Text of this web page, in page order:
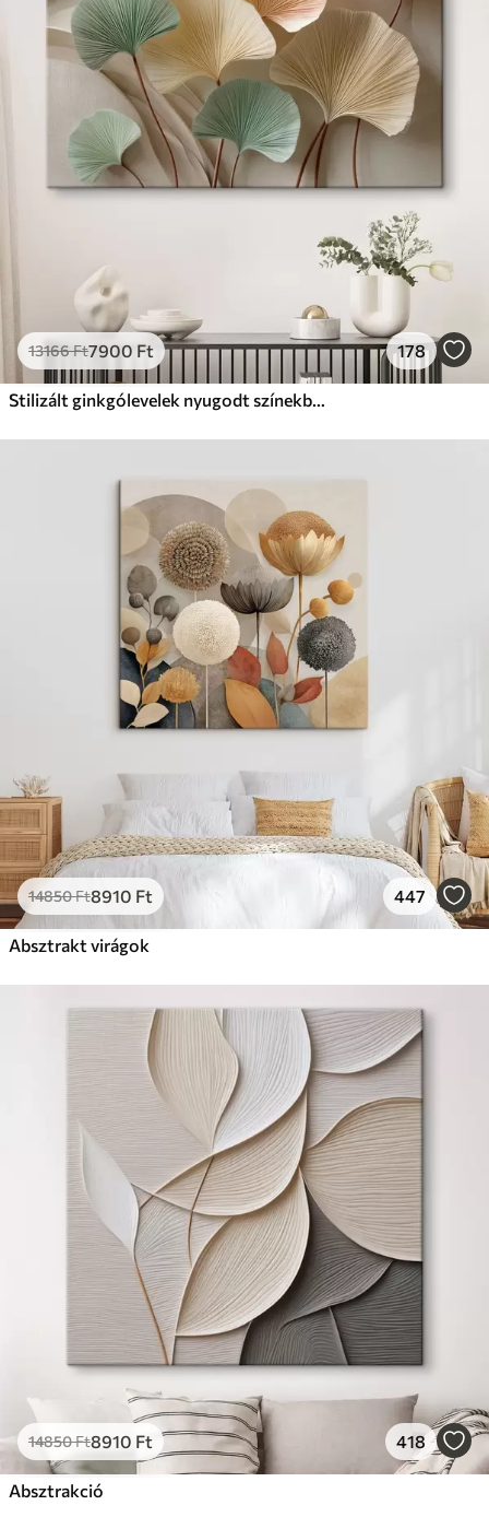
✗Környezetbarát anyag
Prémium
Ft
Élénk, gazdag színek
Fakulásálló
✓Biztonságos, szagtalan tinta
Eco-Prémium
Tól12405Ft
✓Élénk, gazdag színek
✓Fakulásálló
Környezetbarát anyag
13166Ft7900 Ft 178
Stilizált ginkgólevelek nyugodt színekben
14850Ft8910 Ft 447
Absztrakt virágok
14850Ft8910 Ft 418
Absztrakció